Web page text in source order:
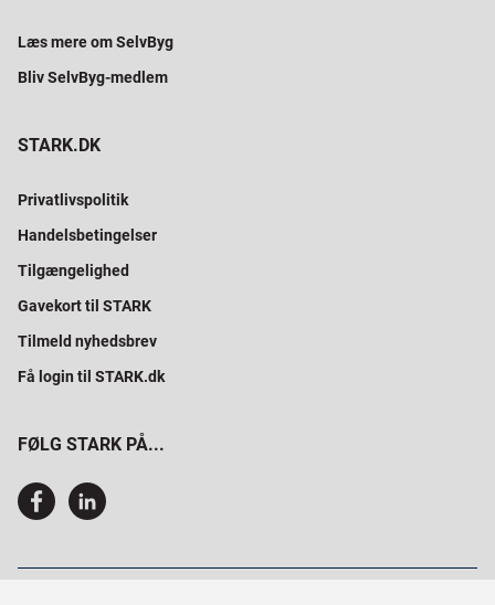
Læs mere om SelvByg
Bliv SelvByg-medlem
STARK.DK
Privatlivspolitik
Handelsbetingelser
Tilgængelighed
Gavekort til STARK
Tilmeld nyhedsbrev
Få login til STARK.dk
FØLG STARK PÅ...